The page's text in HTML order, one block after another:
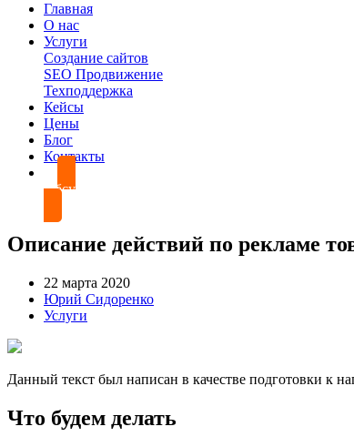
Главная
О нас
Услуги
Создание сайтов
SEO Продвижение
Техподдержка
Кейсы
Цены
Блог
Контакты
Обсудить проект
Описание действий по рекламе
22 марта 2020
Юрий Сидоренко
Услуги
Данный текст был написан в качестве подготовки к
Что будем делать